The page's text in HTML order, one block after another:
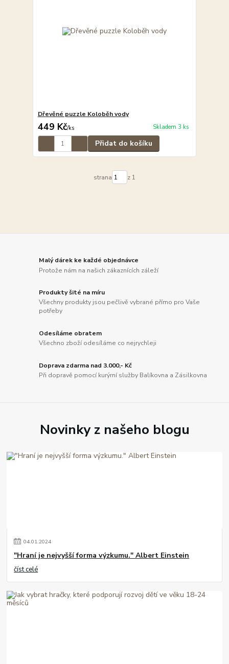
Dřevěné puzzle Koloběh vody
449 Kč/ks Skladem 3 ks
Přidat do košíku
strana z 1
Malý dárek ke každé objednávce
Protože nám na našich zákaznících záleží
Produkty šité na míru
Všechny produkty jsou pečlivě vybrané přímo pro Vaše
potřeby
Odesíláme obratem
Všechno zboží odesíláme co nejrychleji
Doprava zdarma nad 3.000,- Kč
Při dopravě pomocí kurýrní služby Balíkovna a Zásilkovna
Novinky z našeho blogu
04.01.2024
"Hraní je nejvyšší forma výzkumu." Albert Einstein
číst celé